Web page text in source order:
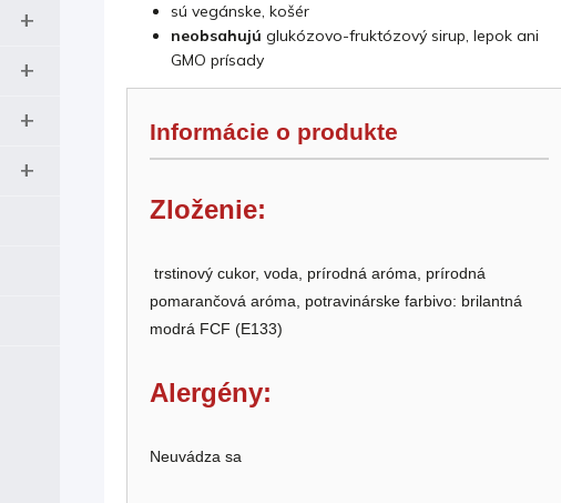
sú vegánske, košér
neobsahujú glukózovo-fruktózový sirup, lepok ani
GMO prísady
Informácie o produkte
Zloženie:
trstinový cukor, voda, prírodná aróma, prírodná
pomarančová aróma, potravinárske farbivo: brilantná
modrá FCF (E133)
Alergény:
Neuvádza sa